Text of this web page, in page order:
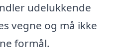
udelukkende
vegne og må ikke
formål.